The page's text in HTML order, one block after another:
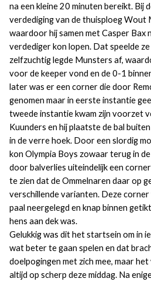
na een kleine 20 minuten bereikt. Bij
verdediging van de thuisploeg
waardoor hij samen met Casper Bax
verdediger kon lopen. Dat speelde
zelfzuchtig legde Munsters af,
voor de keeper vond en de 0-1
later was er een corner die door
genomen maar in eerste instantie
tweede instantie kwam zijn voorzet
Kuunders en hij plaatste de bal
in de verre hoek. Door een slordig
kon Olympia Boys zowaar terug in
door balverlies uiteindelijk een
te zien dat de Ommelnaren daar op
verschillende varianten. Deze
paal neergelegd en knap binnen
hens aan dek was.
Gelukkig was dit het startsein om in
wat beter te gaan spelen en dat
doelpogingen met zich mee, maar
altijd op scherp deze middag. Na